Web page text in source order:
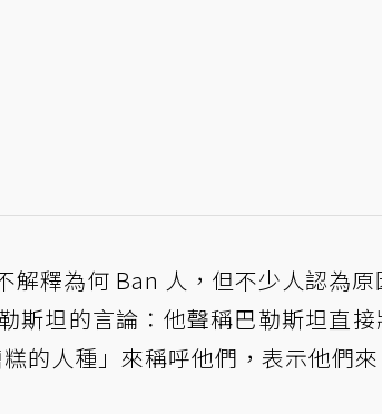
解釋為何 Ban 人，但不少人認為
斯坦的言論：他聲稱巴勒斯坦直
的人種」來稱呼他們，表示他們